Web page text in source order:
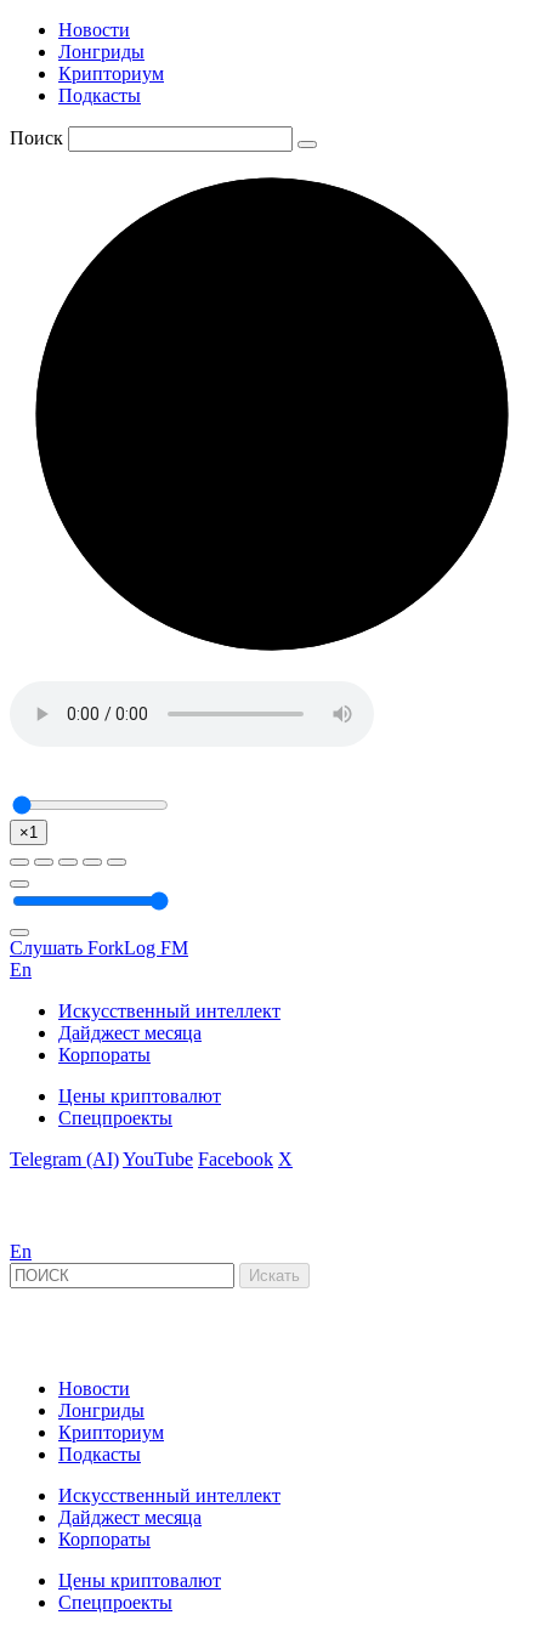
Новости
Лонгриды
Крипториум
Подкасты
Поиск
×1
Слушать ForkLog FM
En
Искусственный интеллект
Дайджест месяца
Корпораты
Цены криптовалют
Спецпроекты
Telegram (AI)YouTube Facebook X
En
Новости
Лонгриды
Крипториум
Подкасты
Искусственный интеллект
Дайджест месяца
Корпораты
Цены криптовалют
Спецпроекты